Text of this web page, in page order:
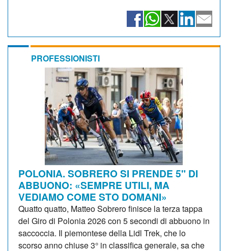
PROFESSIONISTI
POLONIA. SOBRERO SI PRENDE 5" DI
ABBUONO: «SEMPRE UTILI, MA
VEDIAMO COME STO DOMANI»
Quatto quatto, Matteo Sobrero finisce la terza tappa
del Giro di Polonia 2026 con 5 secondi di abbuono in
saccoccia. Il piemontese della Lidl Trek, che lo
scorso anno chiuse 3° in classifica generale, sa che